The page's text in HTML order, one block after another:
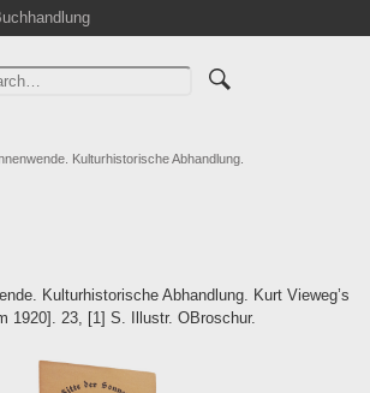
Kulturhistorische Abhandlung.
Kulturhistorische Abhandlung. Kurt Vieweg’s
1920]. 23, [1] S. Illustr. OBroschur.